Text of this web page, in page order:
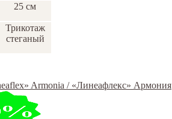
25 см
Трикотаж
стеганый
Armonia / «Линеафлекс» Армония